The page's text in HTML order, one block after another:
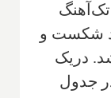
تک‌آهنگ
شکست و
دریک
42 قطعه در جدول